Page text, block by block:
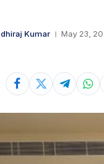
dhiraj Kumar May 23,